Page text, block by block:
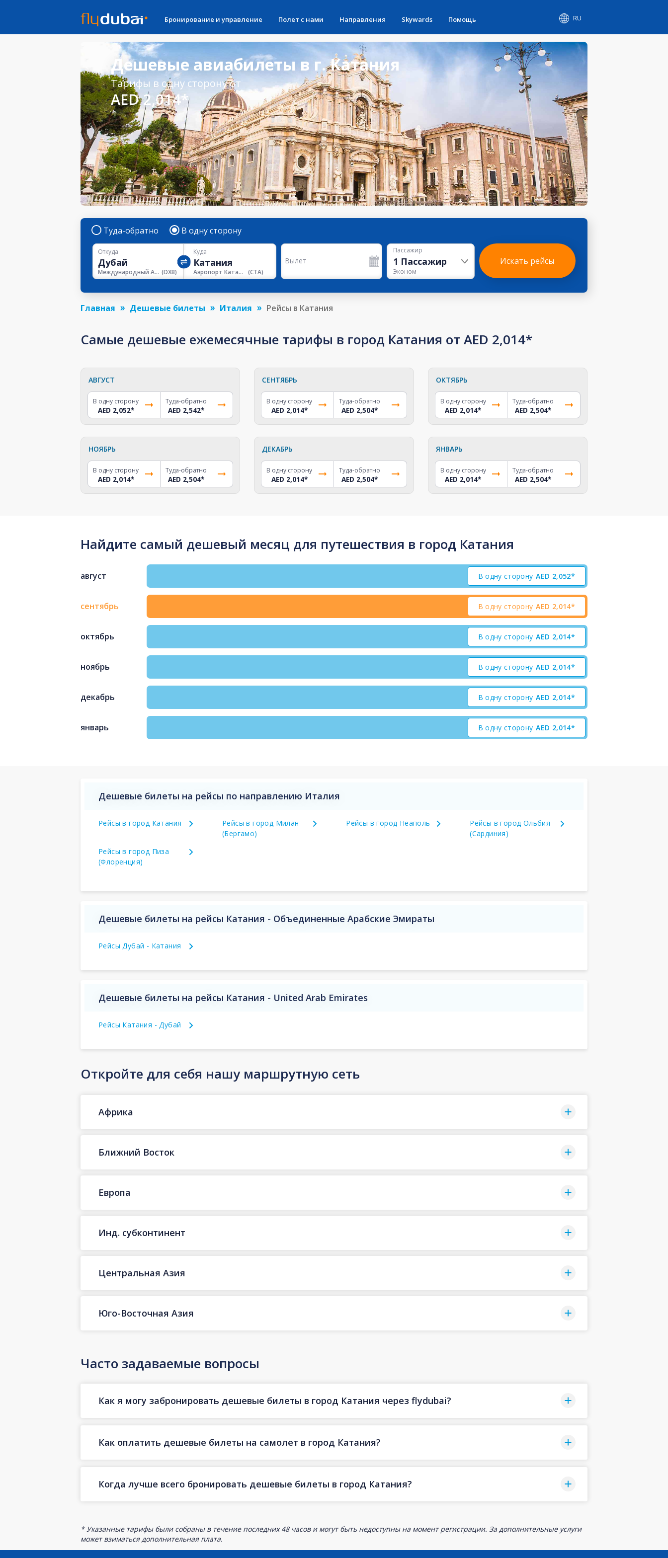
Бронирование и управление Полет с нами Направления Skywards Помощь RU
Дешевые авиабилеты в г. Катания
Тарифы в одну сторону от
AED 2,014*
Туда-обратно В одну сторону
Откуда
Международный Аэропорт Дубая (DXB)
Куда
Аэропорт Катании (CTA)
Вылет
Пассажир
1 Пассажир
Эконом
Искать рейсы
Главная Дешевые билеты Италия Рейсы в Катания
Самые дешевые ежемесячные тарифы в город Катания от AED 2,014*
АВГУСТ
В одну сторону
AED 2,052*
Туда-обратно
AED 2,542*
СЕНТЯБРЬ
В одну сторону
AED 2,014*
Туда-обратно
AED 2,504*
ОКТЯБРЬ
В одну сторону
AED 2,014*
Туда-обратно
AED 2,504*
НОЯБРЬ
В одну сторону
AED 2,014*
Туда-обратно
AED 2,504*
ДЕКАБРЬ
В одну сторону
AED 2,014*
Туда-обратно
AED 2,504*
ЯНВАРЬ
В одну сторону
AED 2,014*
Туда-обратно
AED 2,504*
Найдите самый дешевый месяц для путешествия в город Катания
август В одну сторону AED 2,052*
сентябрь В одну сторону AED 2,014*
октябрь В одну сторону AED 2,014*
ноябрь В одну сторону AED 2,014*
декабрь В одну сторону AED 2,014*
январь В одну сторону AED 2,014*
Дешевые билеты на рейсы по направлению Италия
Рейсы в город Катания
Рейсы в город Милан
(Бергамо)
Рейсы в город Неаполь
Рейсы в город Ольбия
(Сардиния)
Рейсы в город Пиза
(Флоренция)
Дешевые билеты на рейсы Катания - Объединенные Арабские Эмираты
Рейсы Дубай - Катания
Дешевые билеты на рейсы Катания - United Arab Emirates
Рейсы Катания - Дубай
Откройте для себя нашу маршрутную сеть
Африка
Ближний Восток
Европа
Инд. субконтинент
Центральная Азия
Юго-Восточная Азия
Часто задаваемые вопросы
Как я могу забронировать дешевые билеты в город Катания через flydubai?
Как оплатить дешевые билеты на самолет в город Катания?
Когда лучше всего бронировать дешевые билеты в город Катания?
* Указанные тарифы были собраны в течение последних 48 часов и могут быть недоступны на момент регистрации. За дополнительные услуги
может взиматься дополнительная плата.